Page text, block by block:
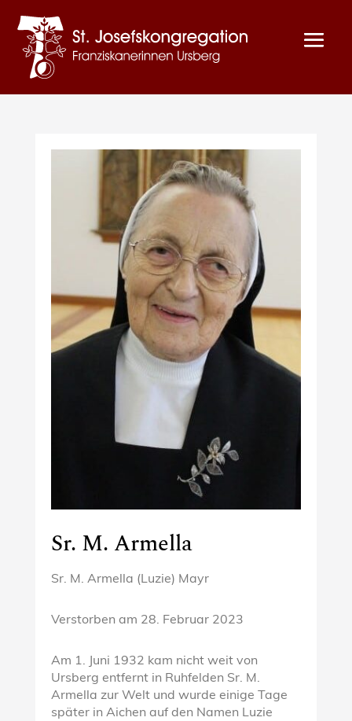
Sr. M. Armella
Sr. M. Armella (Luzie) Mayr
Verstorben am 28. Februar 2023
Am 1. Juni 1932 kam nicht weit von
Ursberg entfernt in Ruhfelden Sr. M.
Armella zur Welt und wurde einige Tage
später in Aichen auf den Namen Luzie